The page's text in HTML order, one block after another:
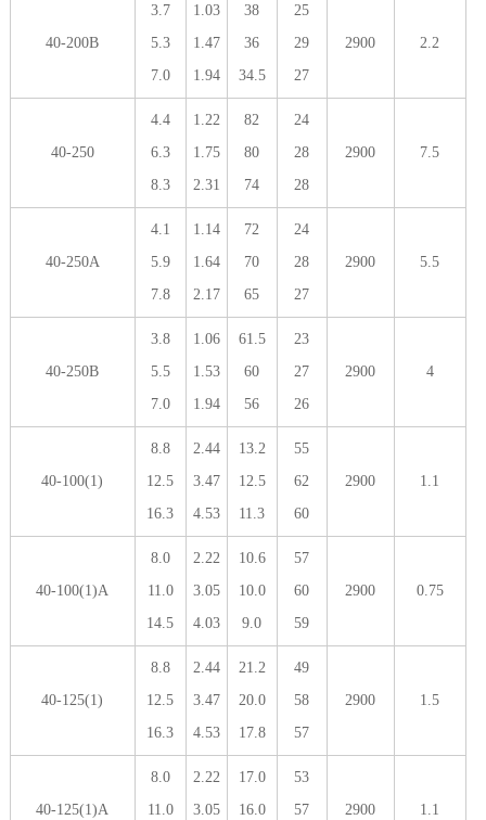
40-200B
3.7
5.3
7.0
1.03
1.47
1.94
38
36
34.5
25
29
27
2900 2.2
40-250
4.4
6.3
8.3
1.22
1.75
2.31
82
80
74
24
28
28
2900 7.5
40-250A
4.1
5.9
7.8
1.14
1.64
2.17
72
70
65
24
28
27
2900 5.5
40-250B
3.8
5.5
7.0
1.06
1.53
1.94
61.5
60
56
23
27
26
2900 4
40-100(1)
8.8
12.5
16.3
2.44
3.47
4.53
13.2
12.5
11.3
55
62
60
2900 1.1
40-100(1)A
8.0
11.0
14.5
2.22
3.05
4.03
10.6
10.0
9.0
57
60
59
2900 0.75
40-125(1)
8.8
12.5
16.3
2.44
3.47
4.53
21.2
20.0
17.8
49
58
57
2900 1.5
40-125(1)A
8.0
11.0
2.22
3.05
17.0
16.0
53
57
2900 1.1